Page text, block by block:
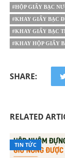
#HỘP GIẤY BẠC
#KHAY GIẤY BẠC
#KHAY GIẤY BẠC
#KHAY HỘP GIẤY
SHARE:
RELATED
TIN TỨC